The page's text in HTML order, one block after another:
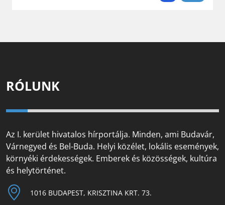
RÓLUNK
Az I. kerület hivatalos hírportálja. Minden, ami Budavár,
Várnegyed és Bel-Buda. Helyi közélet, lokális események,
környéki érdekességek. Emberek és közösségek, kultúra
és helytörténet.
1016 BUDAPEST, KRISZTINA KRT. 73.